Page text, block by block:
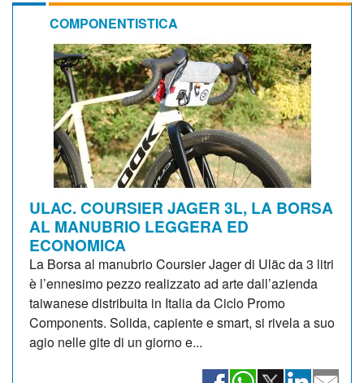
COMPONENTISTICA
ULAC. COURSIER JAGER 3L, LA BORSA
AL MANUBRIO LEGGERA ED
ECONOMICA
La Borsa al manubrio Coursier Jager di Uläc da 3 litri
è l’ennesimo pezzo realizzato ad arte dall’azienda
taiwanese distribuita in Italia da Ciclo Promo
Components. Solida, capiente e smart, si rivela a suo
agio nelle gite di un giorno e...